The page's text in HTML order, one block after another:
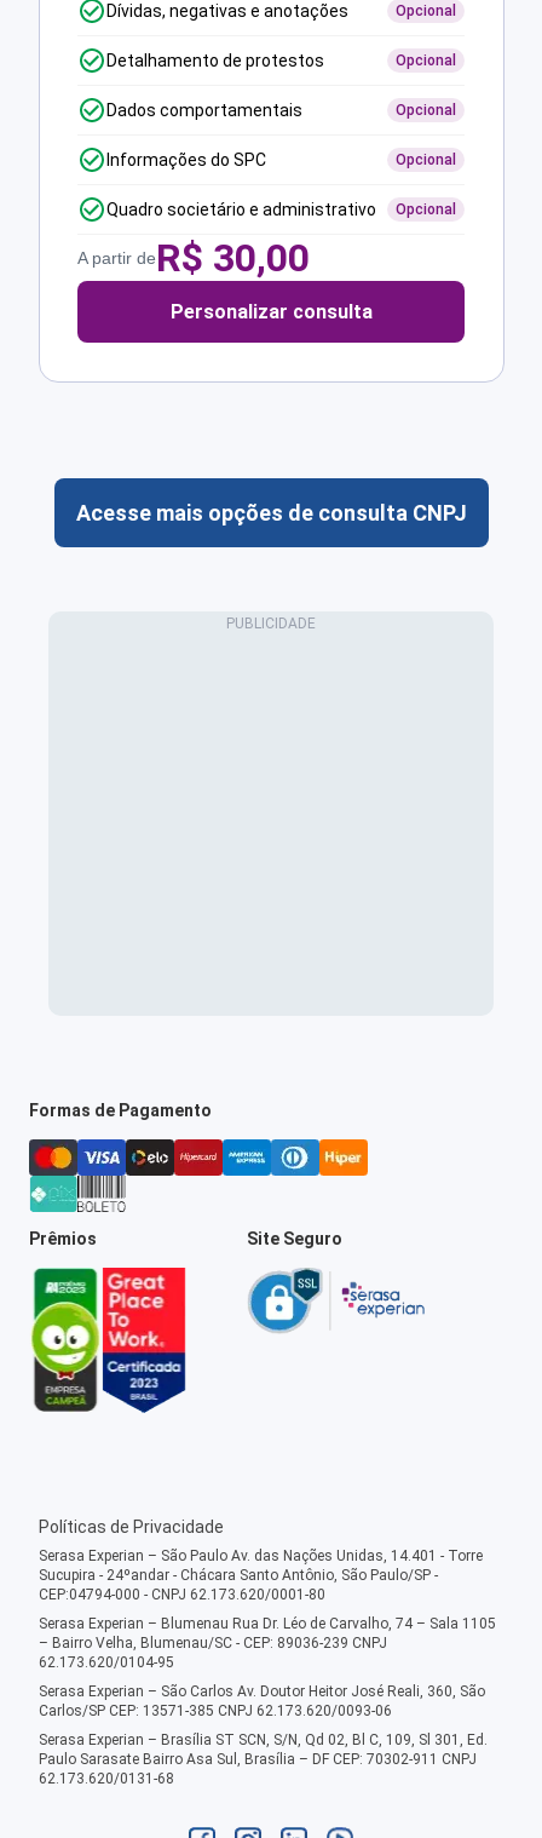
Dívidas, negativas e anotações Opcional
Detalhamento de protestos Opcional
Dados comportamentais Opcional
Informações do SPC Opcional
Quadro societário e administrativo Opcional
A partir deR$ 30,00
Personalizar consulta
Acesse mais opções de consulta CNPJ
Formas de Pagamento
Prêmios Site Seguro
Políticas de Privacidade
Serasa Experian – São Paulo Av. das Nações Unidas, 14.401 - Torre
Sucupira - 24ºandar - Chácara Santo Antônio, São Paulo/SP -
CEP:04794-000 - CNPJ 62.173.620/0001-80
Serasa Experian – Blumenau Rua Dr. Léo de Carvalho, 74 – Sala 1105
– Bairro Velha, Blumenau/SC - CEP: 89036-239 CNPJ
62.173.620/0104-95
Serasa Experian – São Carlos Av. Doutor Heitor José Reali, 360, São
Carlos/SP CEP: 13571-385 CNPJ 62.173.620/0093-06
Serasa Experian – Brasília ST SCN, S/N, Qd 02, Bl C, 109, Sl 301, Ed.
Paulo Sarasate Bairro Asa Sul, Brasília – DF CEP: 70302-911 CNPJ
62.173.620/0131-68